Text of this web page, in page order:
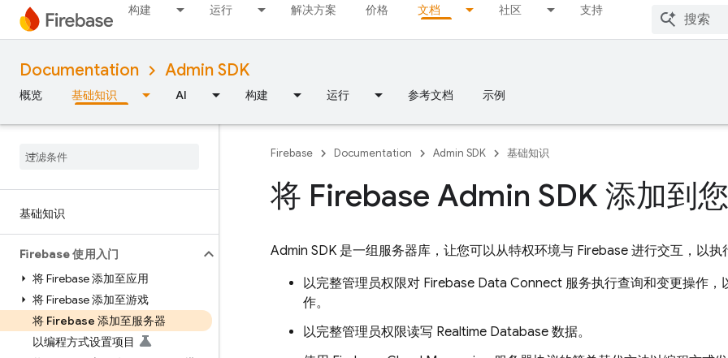
构建 运行 解决方案 价格 文档 社区 支持
Documentation Admin SDK
概览 基础知识 AI 构建 运行 参考文档 示例
基础知识
Firebase 使用入门
将 Firebase 添加至应用
将 Firebase 添加至游戏
将 Firebase 添加至服务器
以编程方式设置项目
Firebase Documentation Admin SDK 基础知识
将 Firebase Admin SDK 添加到
Admin SDK 是一组服务器库，让您可以从特权环境与 Firebase 进行交互，以执
以完整管理员权限对 Firebase Data Connect 服务执行查询和变更操作，
作。
以完整管理员权限读写 Realtime Database 数据。